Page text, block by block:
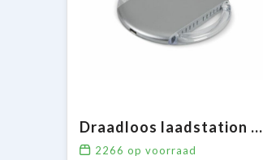
Draadloos laadstation 5W
2266 op voorraad